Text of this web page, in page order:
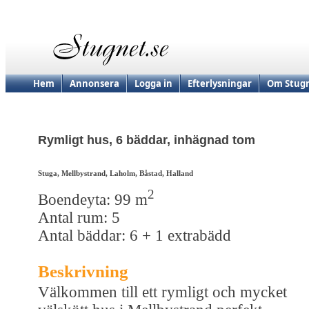
Hem Annonsera Logga in Efterlysningar Om
Rymligt hus, 6 bäddar, inhägnad tom
Stuga, Mellbystrand, Laholm, Båstad, Halland
Boendeyta: 99 m2
Antal rum: 5
Antal bäddar: 6 + 1 extrabädd
Beskrivning
Välkommen till ett rymligt och mycket